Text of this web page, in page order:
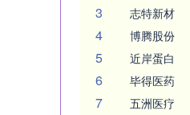
3 志特新材
4 博腾股份
5 近岸蛋白
6 毕得医药
7 五洲医疗